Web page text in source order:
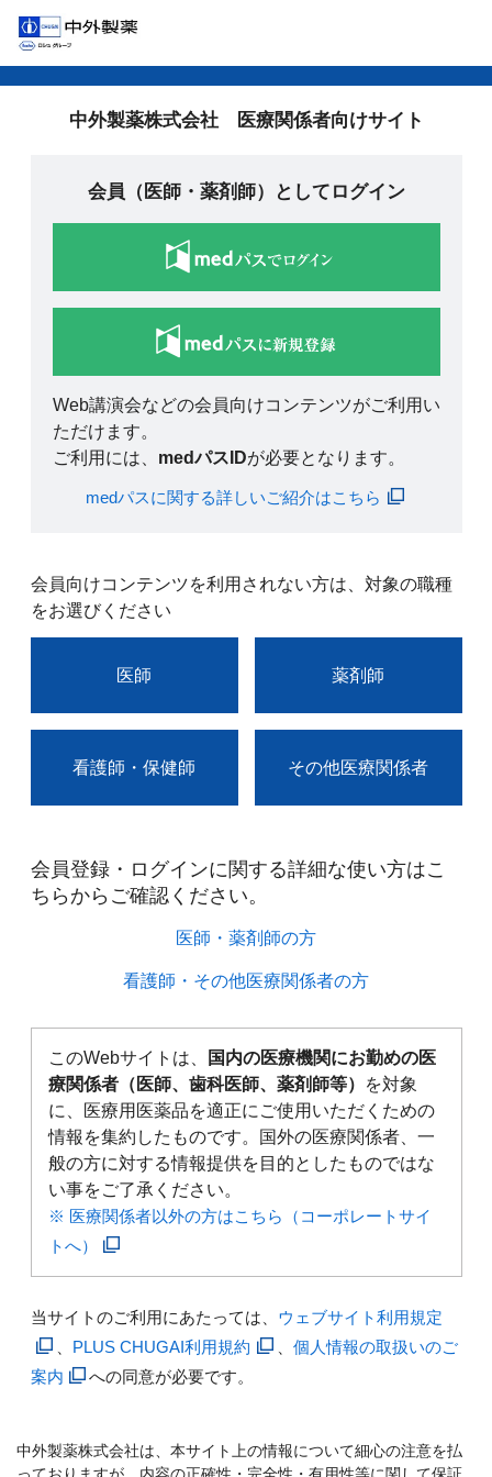
中外製薬株式会社 医療関係者向けサイト
会員（医師・薬剤師）としてログイン
Web講演会などの会員向けコンテンツがご利用い
ただけます。
ご利用には、 medパスIDが必要となります。
medパスに関する詳しいご紹介はこちら
会員向けコンテンツを利用されない方は、対象の職種
をお選びください
医師 薬剤師
看護師・保健師 その他医療関係者
会員登録・ログインに関する詳細な使い方はこ
ちらからご確認ください。​
医師・薬剤師の方​
看護師・その他医療関係者の方​
このWebサイトは、
国内の医療機関にお勤めの医
療関係者（医師、歯科医師、薬剤師等）
を対象
に、医療用医薬品を適正にご使用いただくための
情報を集約したものです。国外の医療関係者、一
般の方に対する情報提供を目的としたものではな
い事をご了承ください。
※ 医療関係者以外の方はこちら（コーポレートサイ
トへ）
当サイトのご利用にあたっては、 ウェブサイト利用規定
PLUS CHUGAI利用規約
個人情報の取扱いのご
案内
への同意が必要です。
中外製薬株式会社は、本サイト上の情報について細心の注意を払
っておりますが、内容の正確性・完全性・有用性等に関して保証